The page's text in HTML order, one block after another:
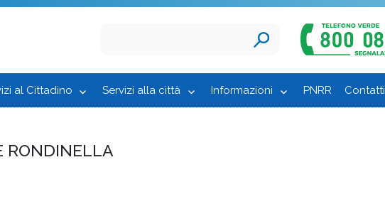
al Cittadino Servizi alla città Informazioni PNRR Contatti
RONDINELLA